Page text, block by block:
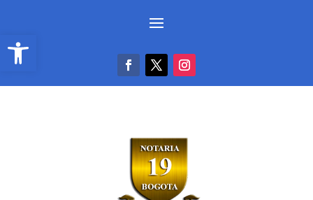
Abrir barra de herramientas